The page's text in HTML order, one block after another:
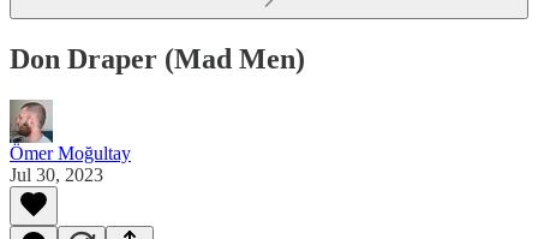
Don Draper (Mad Men)
Ömer Moğultay
Jul 30, 2023